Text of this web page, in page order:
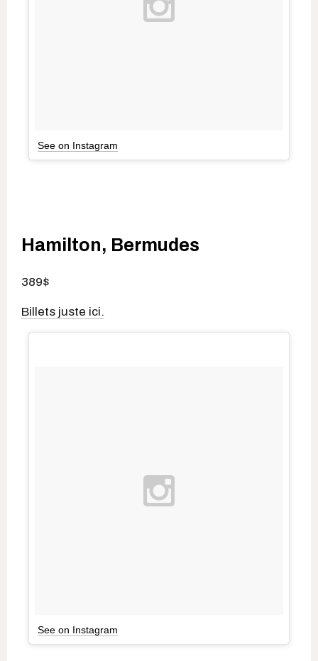
See on Instagram
Hamilton, Bermudes
389$
Billets juste ici.
See on Instagram